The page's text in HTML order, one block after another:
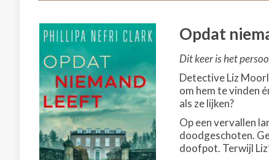
Opdat
Dit keer is het
Detective Liz
om hem te vinden
als ze lijken?
Op een vervallen
doodgeschoten.
doofpot. Terwijl